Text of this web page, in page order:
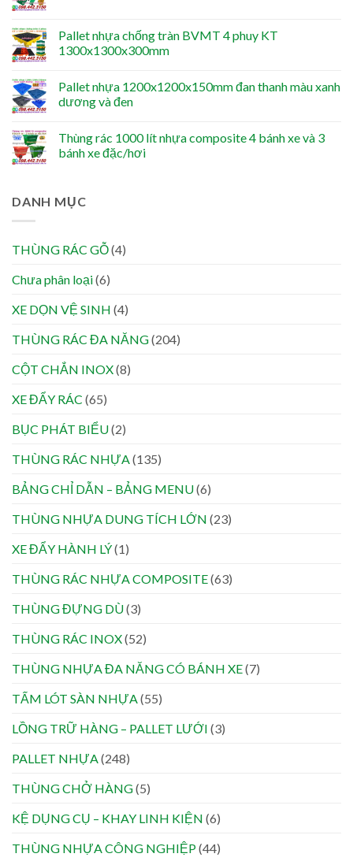
Pallet nhựa chống tràn BVMT 4 phuy KT
1300x1300x300mm
Pallet nhựa 1200x1200x150mm đan thanh màu xanh
dương và đen
Thùng rác 1000 lít nhựa composite 4 bánh xe và 3
bánh xe đặc/hơi
DANH MỤC
THÙNG RÁC GỖ(4)
Chưa phân loại(6)
XE DỌN VỆ SINH (4)
THÙNG RÁC ĐA NĂNG(204)
CỘT CHẮN INOX(8)
XE ĐẨY RÁC (65)
BỤC PHÁT BIỂU(2)
THÙNG RÁC NHỰA (135)
BẢNG CHỈ DẪN – BẢNG MENU(6)
THÙNG NHỰA DUNG TÍCH LỚN (23)
XE ĐẨY HÀNH LÝ(1)
THÙNG RÁC NHỰA COMPOSITE(63)
THÙNG ĐỰNG DÙ(3)
THÙNG RÁC INOX(52)
THÙNG NHỰA ĐA NĂNG CÓ BÁNH XE(7)
TẤM LÓT SÀN NHỰA (55)
LỒNG TRỮ HÀNG – PALLET LƯỚI (3)
PALLET NHỰA (248)
THÙNG CHỞ HÀNG(5)
KỆ DỤNG CỤ – KHAY LINH KIỆN (6)
THÙNG NHỰA CÔNG NGHIỆP(44)